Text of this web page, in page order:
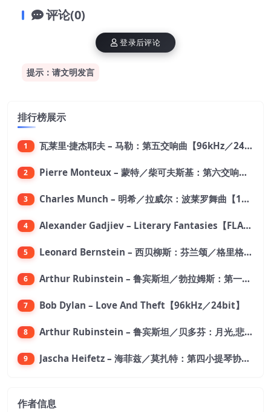
评论(0)
提示：请文明发言
登录后评论
排行榜展示
1 瓦莱里·捷杰耶夫 – 马勒：第五交响曲【96kHz／24bit】
2 Pierre Monteux – 蒙特／柴可夫斯基：第六交响曲【176.4kHz／24bit】
3 Charles Munch – 明希／拉威尔：波莱罗舞曲【176.4kHz／24bit】
4 Alexander Gadjiev – Literary Fantasies【FLAC 192】
5 Leonard Bernstein – 西贝柳斯：芬兰颂／格里格：培尔·金特组曲【44.1kHz／24bit】
6 Arthur Rubinstein – 鲁宾斯坦／勃拉姆斯：第一钢琴协奏曲【176.4kHz／24bit】
7 Bob Dylan – Love And Theft【96kHz／24bit】
8 Arthur Rubinstein – 鲁宾斯坦／贝多芬：月光,悲怆,热情,告别钢琴奏鸣曲【176.4kHz／24bit】
9 Jascha Heifetz – 海菲兹／莫扎特：第四小提琴协奏曲，第五小提琴协奏曲《土耳其》／维瓦尔第：小提琴与大提琴协奏曲，RV 547【192kHz／24bit】
作者信息